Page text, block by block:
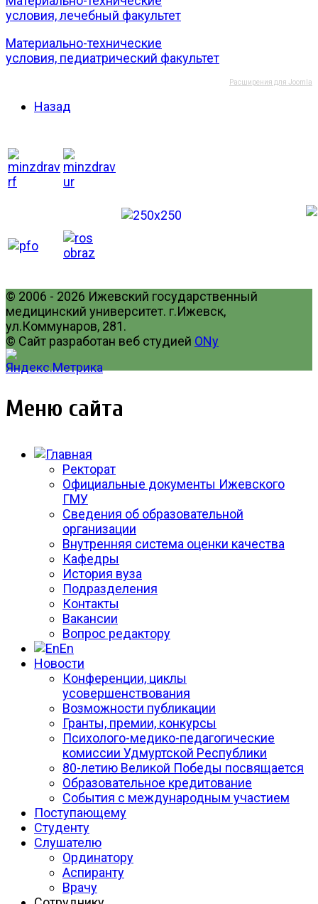
условия, лечебный факультет
Материально-технические
условия, педиатрический факультет
Расширения для Joomla
Назад
© 2006 - 2026 Ижевский государственный
медицинский университет. г.Ижевск,
ул.Коммунаров, 281.
© Сайт разработан веб студией ONy
Меню сайта
Ректорат
Официальные документы Ижевского
ГМУ
Сведения об образовательной
организации
Внутренняя система оценки качества
Кафедры
История вуза
Подразделения
Контакты
Вакансии
Вопрос редактору
En
Новости
Конференции, циклы
усовершенствования
Возможности публикации
Гранты, премии, конкурсы
Психолого-медико-педагогические
комиссии Удмуртской Республики
80-летию Великой Победы посвящается
Образовательное кредитование
События с международным участием
Поступающему
Студенту
Слушателю
Ординатору
Аспиранту
Врачу